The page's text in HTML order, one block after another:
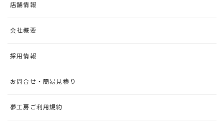
店舗情報
会社概要
採用情報
お問合せ・簡易見積り
夢工房ご利用規約